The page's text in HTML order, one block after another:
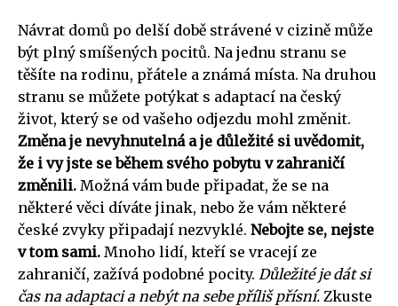
Návrat domů po delší době strávené v cizině může
být plný smíšených pocitů. Na jednu stranu se
těšíte na rodinu, přátele a známá místa. Na druhou
stranu se můžete potýkat s adaptací na český
život, který se od vašeho odjezdu mohl změnit.
Změna je nevyhnutelná a je důležité si uvědomit,
že i vy jste se během svého pobytu v zahraničí
změnili. Možná vám bude připadat, že se na
některé věci díváte jinak, nebo že vám některé
české zvyky připadají nezvyklé. Nebojte se, nejste
v tom sami. Mnoho lidí, kteří se vracejí ze
zahraničí, zažívá podobné pocity. Důležité je dát si
čas na adaptaci a nebýt na sebe příliš přísní. Zkuste